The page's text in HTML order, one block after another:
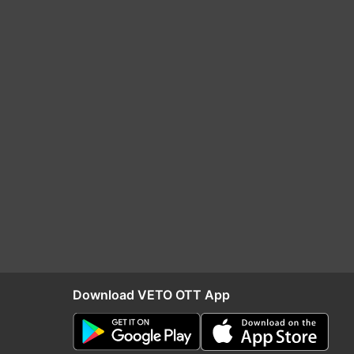
Download VETO OTT App